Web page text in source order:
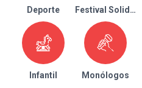
Deporte Festival Solidario
Infantil Monólogos